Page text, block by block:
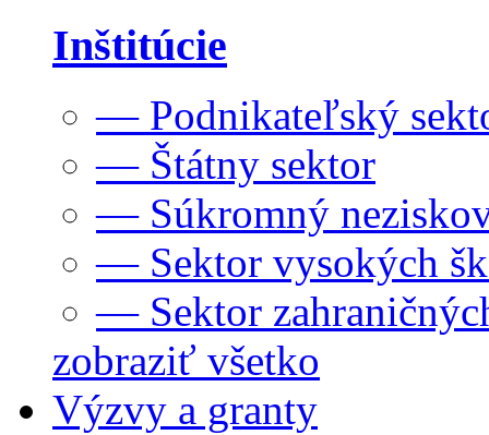
Inštitúcie
— Podnikateľský
— Štátny sektor
— Súkromný
— Sektor vysokých
— Sektor
zobraziť všetko
Výzvy a granty